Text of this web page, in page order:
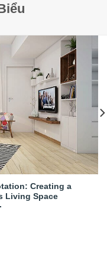
Creating a
Living Space